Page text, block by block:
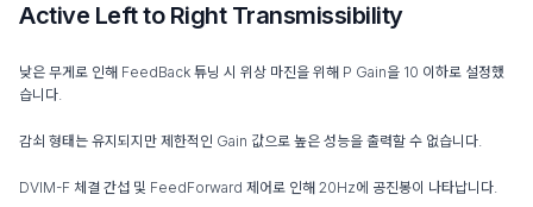
Active Left to Right Transmissibility
낮은 무게로 인해 FeedBack 튜닝 시 위상 마진을 위해 P Gain을 10 이하로 설정했
습니다.
감쇠 형태는 유지되지만 제한적인 Gain 값으로 높은 성능을 출력할 수 없습니다.
DVIM-F 체결 간섭 및 FeedForward 제어로 인해 20Hz에 공진봉이 나타납니다.